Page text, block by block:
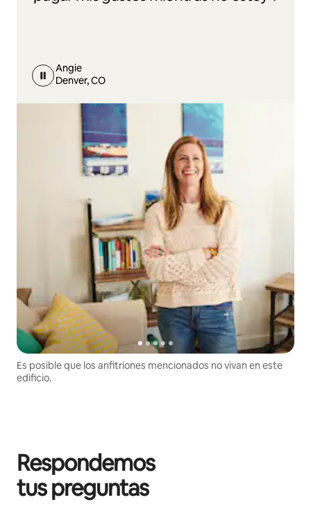
Angie
Denver, CO
Es posible que los anfitriones mencionados no vivan en este
edificio.
Respondemos
tus preguntas